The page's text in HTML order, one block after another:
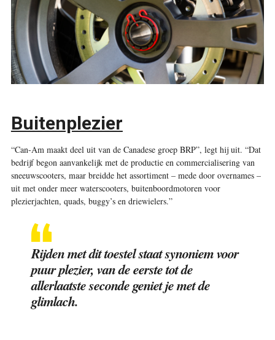
Buitenplezier
“Can-Am maakt deel uit van de Canadese groep BRP”, legt hij uit. “Dat
bedrijf begon aanvankelijk met de productie en commercialisering van
sneeuwscooters, maar breidde het assortiment – mede door overnames –
uit met onder meer waterscooters, buitenboordmotoren voor
plezierjachten, quads, buggy’s en driewielers.”
Rijden met dit toestel staat synoniem voor
puur plezier, van de eerste tot de
allerlaatste seconde geniet je met de
glimlach.